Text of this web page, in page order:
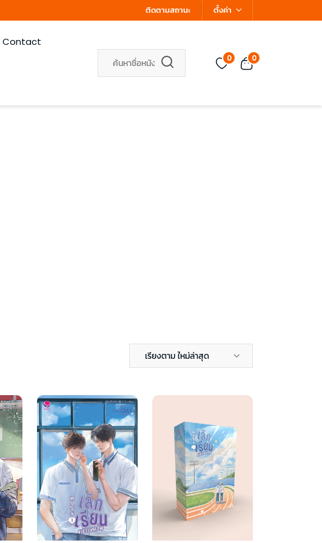
ติดตามสถานะ ตั้งค่า
Contact
0 0
เรียงตาม ใหม่ล่าสุด